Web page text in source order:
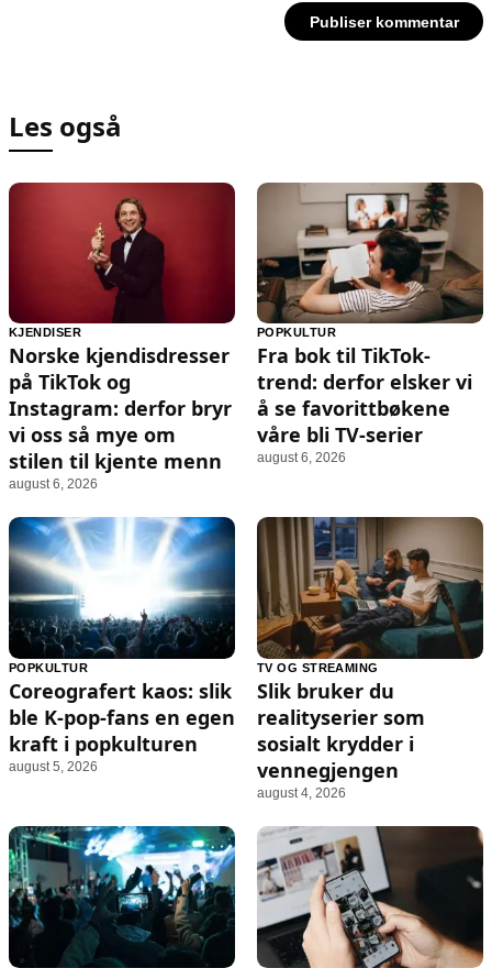
Les også
KJENDISER
Norske kjendisdresser
på TikTok og
Instagram: derfor bryr
vi oss så mye om
stilen til kjente menn
august 6, 2026
POPKULTUR
Fra bok til TikTok-
trend: derfor elsker vi
å se favorittbøkene
våre bli TV-serier
august 6, 2026
POPKULTUR
Coreografert kaos: slik
ble K‑pop-fans en egen
kraft i popkulturen
august 5, 2026
TV OG STREAMING
Slik bruker du
realityserier som
sosialt krydder i
vennegjengen
august 4, 2026